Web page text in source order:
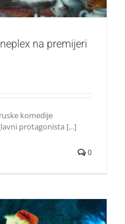
na premijeri
komedije
protagonista [...]
0